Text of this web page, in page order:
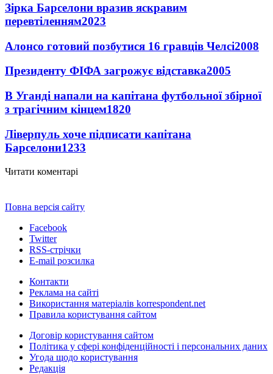
Зірка Барселони вразив яскравим
перевтіленням2023
Алонсо готовий позбутися 16 гравців Челсі2008
Президенту ФІФА загрожує відставка2005
В Уганді напали на капітана футбольної збірної
з трагічним кінцем1820
Ліверпуль хоче підписати капітана
Барселони1233
Читати коментарі
Повна версія сайту
Facebook
Twitter
RSS-стрічки
E-mail розсилка
Контакти
Реклама на сайті
Використання матеріалів korrespondent.net
Правила користування сайтом
Договір користування сайтом
Політика у сфері конфіденційності і персональних даних
Угода щодо користування
Редакція